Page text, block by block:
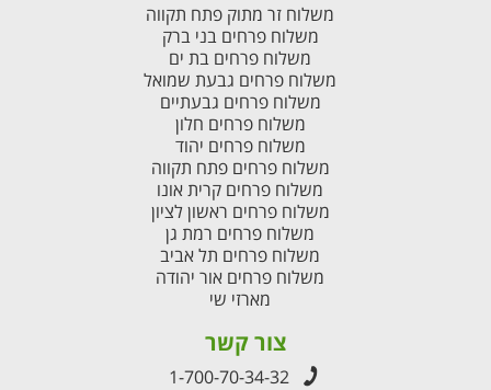
משלוח זר מתוק פתח תקווה
משלוח פרחים בני ברק
משלוח פרחים בת ים
משלוח פרחים גבעת שמואל
משלוח פרחים גבעתיים
משלוח פרחים חלון
משלוח פרחים יהוד
משלוח פרחים פתח תקווה
משלוח פרחים קרית אונו
משלוח פרחים ראשון לציון
משלוח פרחים רמת גן
משלוח פרחים תל אביב
משלוח פרחים אור יהודה
מארזי שי
צור קשר
1-700-70-34-32